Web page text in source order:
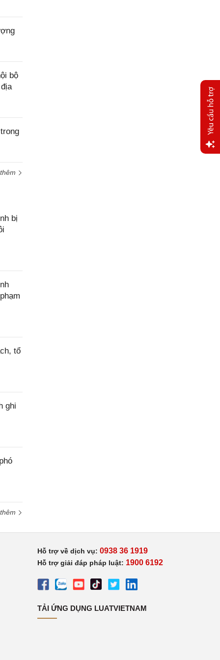
bộ
bị
tổ
ghi
Hỗ trợ về dịch vụ: 0938 36 1919
Hỗ trợ giải đáp pháp luật: 1900 6192
TẢI ỨNG DỤNG LUATVIETNAM